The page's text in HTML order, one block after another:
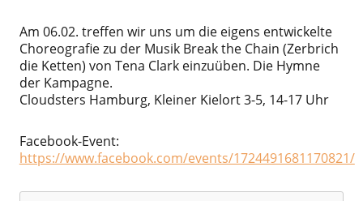
Am 06.02. treffen wir uns um die eigens entwickelte
Choreografie zu der Musik Break the Chain (Zerbrich
die Ketten) von Tena Clark einzuüben. Die Hymne
der Kampagne.
Cloudsters Hamburg, Kleiner Kielort 3-5, 14-17 Uhr
Facebook-Event:
https://www.facebook.com/events/1724491681170821/